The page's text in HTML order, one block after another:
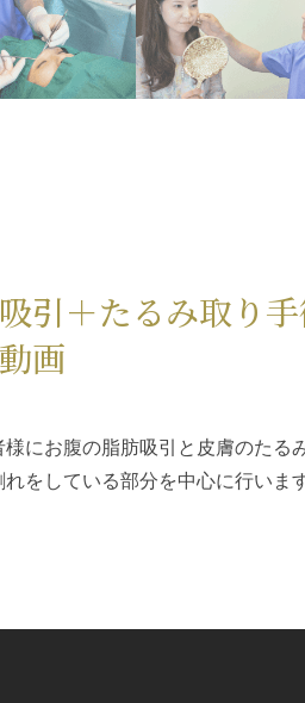
引＋たるみ取り
画
にお腹の脂肪吸引と皮膚のたる
をしている部分を中心に行います